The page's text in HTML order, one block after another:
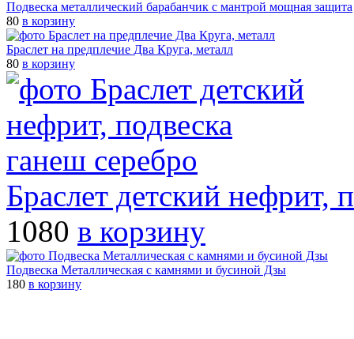
Подвеска металлический барабанчик с мантрой мощная защита
80 в корзину
Браслет на предплечие Два Круга, металл
80 в корзину
Браслет детский нефрит,
1080 в корзину
Подвеска Металлическая с камнями и бусиной Дзы
180 в корзину